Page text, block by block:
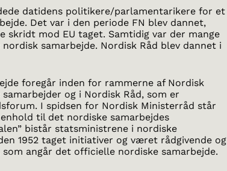
datidens politikere/parlamentarikere for et
Det var i den periode FN blev dannet,
skridt mod EU taget. Samtidig var der mange
samarbejde. Nordisk Råd blev dannet i
foregår inden for rammerne af Nordisk
og i Nordisk Råd, som er
I spidsen for Nordisk Ministerråd står
til det nordiske samarbejdes
bistår statsministrene i nordiske
1952 taget initiativer og været rådgivende og
angår det officielle nordiske samarbejde.